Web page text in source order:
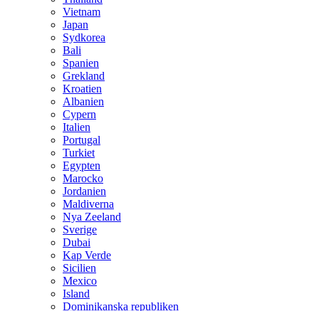
Vietnam
Japan
Sydkorea
Bali
Spanien
Grekland
Kroatien
Albanien
Cypern
Italien
Portugal
Turkiet
Egypten
Marocko
Jordanien
Maldiverna
Nya Zeeland
Sverige
Dubai
Kap Verde
Sicilien
Mexico
Island
Dominikanska republiken